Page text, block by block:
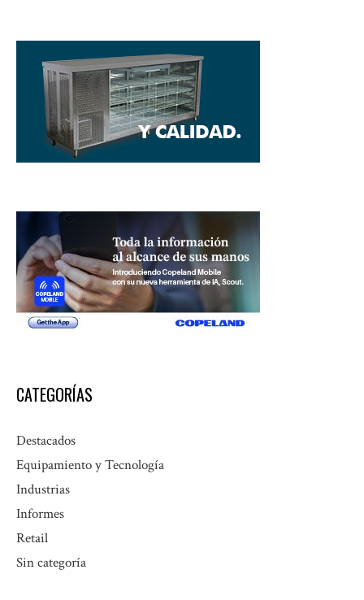
CATEGORÍAS
Destacados
Equipamiento y Tecnología
Industrias
Informes
Retail
Sin categoría